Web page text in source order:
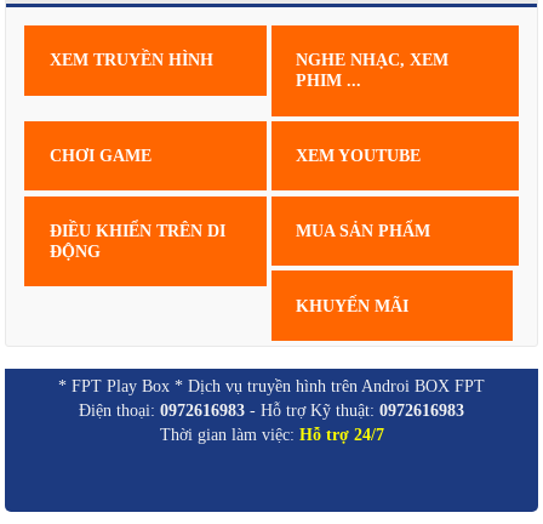
XEM TRUYỀN HÌNH
NGHE NHẠC, XEM
PHIM ...
CHƠI GAME XEM YOUTUBE
ĐIỀU KHIỂN TRÊN DI
ĐỘNG
MUA SẢN PHẨM
KHUYẾN MÃI
* FPT Play Box * Dịch vụ truyền hình trên Androi BOX FPT
Điện thoại: 0972616983 - Hỗ trợ Kỹ thuật: 0972616983
Thời gian làm việc: Hỗ trợ 24/7